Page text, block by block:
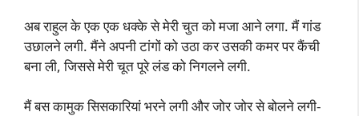
अब राहुल के एक एक धक्के से मेरी चुत को मजा आने लगा. मैं गांड
उछालने लगी. मैंने अपनी टांगों को उठा कर उसकी कमर पर कैंची
बना ली, जिससे मेरी चूत पूरे लंड को निगलने लगी.
मैं बस कामुक सिसकारियां भरने लगी और जोर जोर से बोलने लगी-